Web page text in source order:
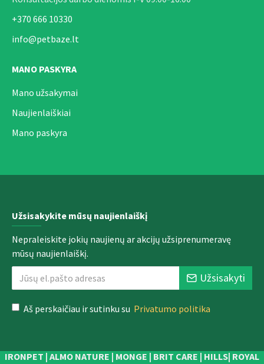
+370 666 10330
info@petbaze.lt
MANO PASKYRA
Mano užsakymai
Naujienlaiškiai
Mano paskyra
Užsisakykite mūsų naujienlaiškį
Nepraleiskite jokių naujienų ar akcijų užsiprenumeravę
mūsų naujienlaiškį.
Užsisakyti
Aš perskaičiau ir sutinku su Privatumo politika
IRONPET | ALMO NATURE | MONGE | BRIT CARE | HILLS| ROYAL